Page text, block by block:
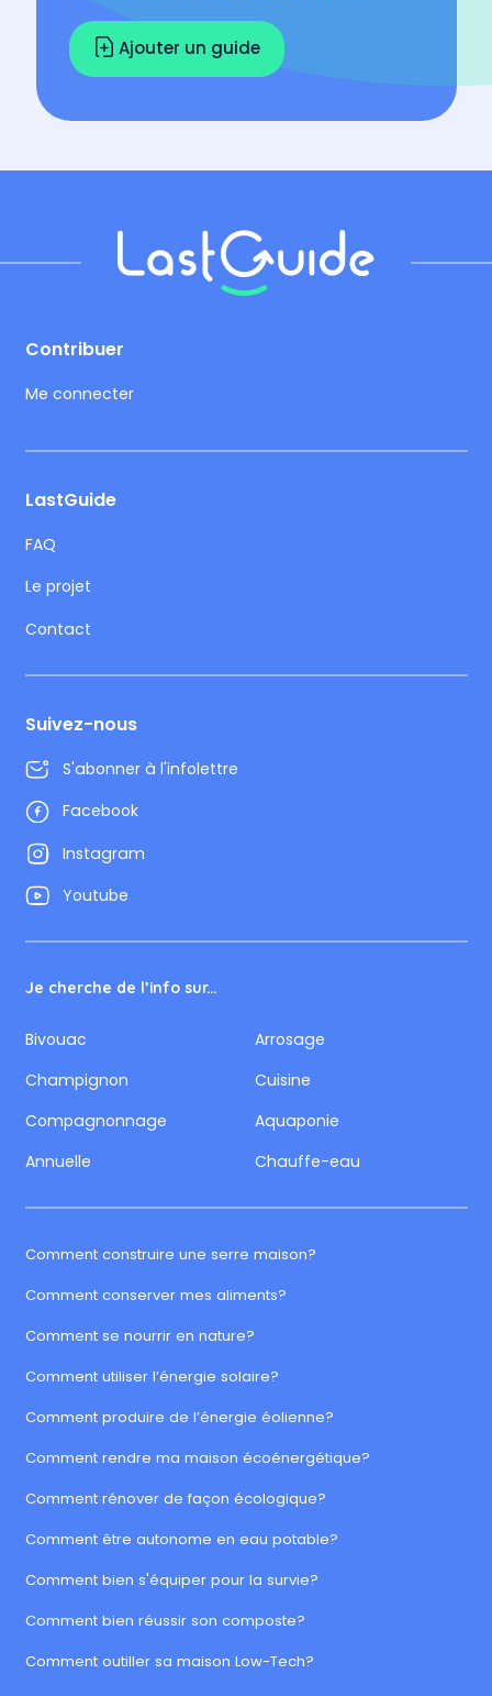
Ajouter un guide
Comment construire une serre maison?
Comment conserver mes aliments?
Comment se nourrir en nature?
Comment utiliser l’énergie solaire?
Comment produire de l’énergie éolienne?
Comment rendre ma maison écoénergétique?
Comment rénover de façon écologique?
Comment être autonome en eau potable?
Comment bien s'équiper pour la survie?
Comment bien réussir son composte?
Comment outiller sa maison Low-Tech?
Contribuer
Me connecter
LastGuide
FAQ
Le projet
Contact
Suivez-nous
S'abonner à l'infolettre
Facebook
Instagram
Youtube
Je cherche de l’info sur...
Bivouac
Arrosage
Champignon
Cuisine
Compagnonnage
Aquaponie
Annuelle
Chauffe-eau